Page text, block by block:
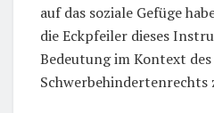
auf das soziale Gefüge
die Eckpfeiler dieses
Bedeutung im Kontext des
Schwerbehindertenrechts